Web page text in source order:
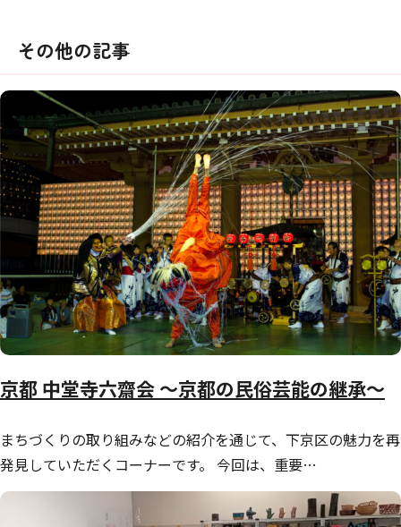
その他の記事
京都 中堂寺六齋会 ～京都の民俗芸能の継承～
まちづくりの取り組みなどの紹介を通じて、下京区の魅力を再
発見していただくコーナーです。 今回は、重要…